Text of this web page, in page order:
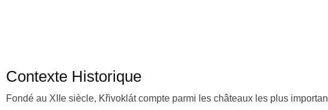
Contexte Historique
Fondé au XIIe siècle, Křivoklát compte parmi les châteaux les plus